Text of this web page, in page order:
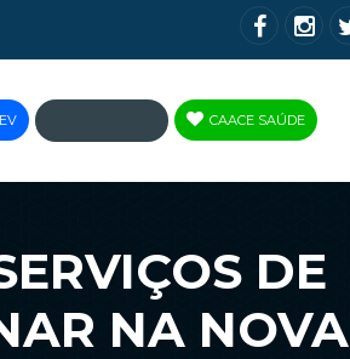
JUS
CAACE SAÚDE
DE
NA NOVA